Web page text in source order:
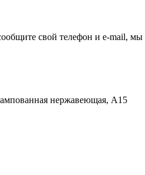
свой телефон и e-mail,
нержавеющая, A15